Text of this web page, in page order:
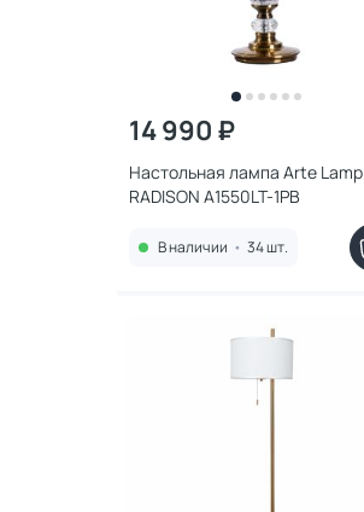
14 990 ₽
Настольная лампа Arte Lamp
RADISON A1550LT-1PB
В наличии • 34 шт.